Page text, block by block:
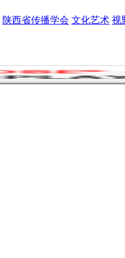
陕西省传播学会 文化艺术 视